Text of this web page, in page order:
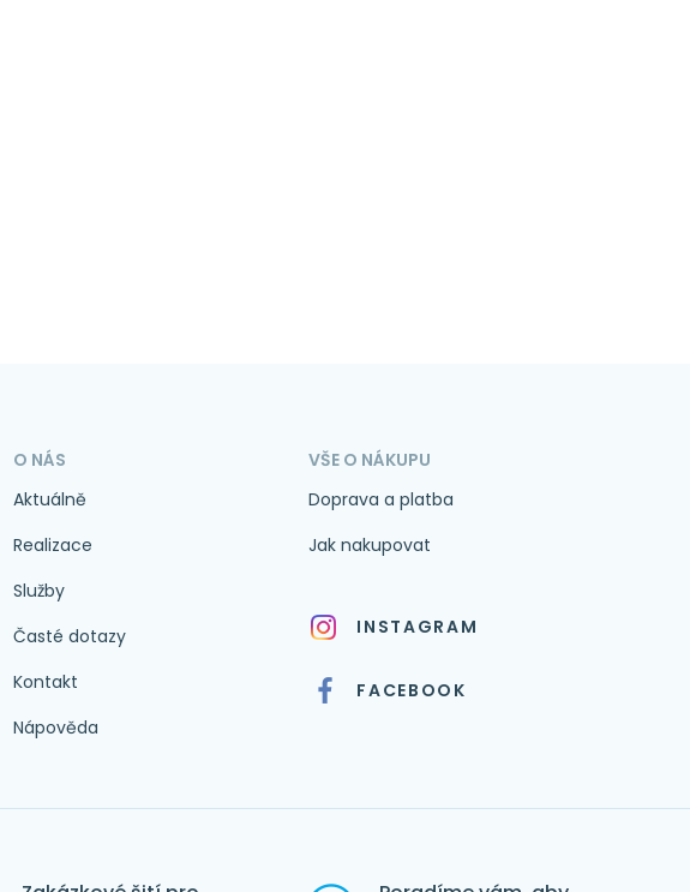
O NÁS
Aktuálně
Realizace
Služby
Časté dotazy
Kontakt
Nápověda
VŠE O NÁKUPU
Doprava a platba
Jak nakupovat
INSTAGRAM
FACEBOOK